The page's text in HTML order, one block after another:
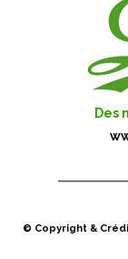
Des
© Copyright &